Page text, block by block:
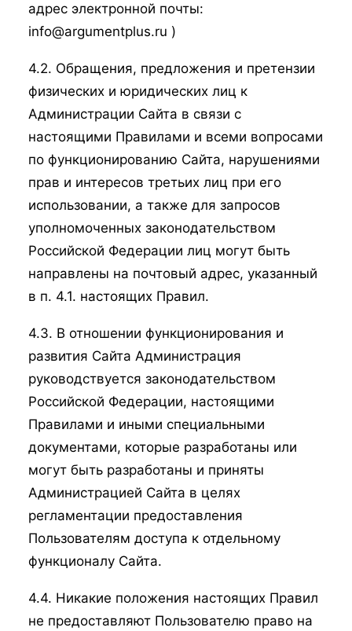
адрес электронной почты:
info@argumentplus.ru )
4.2. Обращения, предложения и претензии
физических и юридических лиц к
Администрации Сайта в связи с
настоящими Правилами и всеми вопросами
по функционированию Сайта, нарушениями
прав и интересов третьих лиц при его
использовании, а также для запросов
уполномоченных законодательством
Российской Федерации лиц могут быть
направлены на почтовый адрес, указанный
в п. 4.1. настоящих Правил.
4.3. В отношении функционирования и
развития Сайта Администрация
руководствуется законодательством
Российской Федерации, настоящими
Правилами и иными специальными
документами, которые разработаны или
могут быть разработаны и приняты
Администрацией Сайта в целях
регламентации предоставления
Пользователям доступа к отдельному
функционалу Сайта.
4.4. Никакие положения настоящих Правил
не предоставляют Пользователю право на